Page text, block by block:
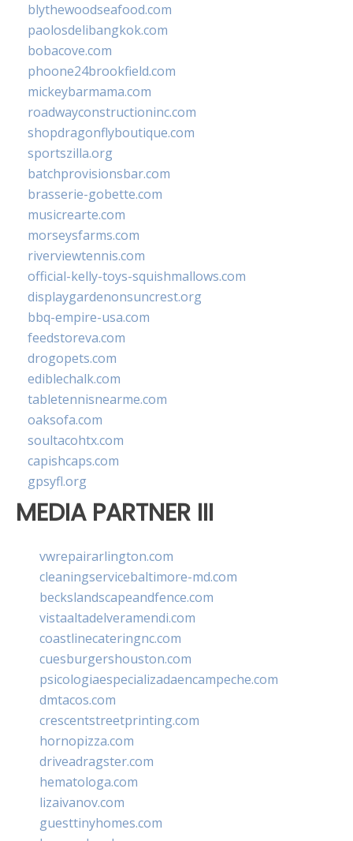
blythewoodseafood.com
paolosdelibangkok.com
bobacove.com
phoone24brookfield.com
mickeybarmama.com
roadwayconstructioninc.com
shopdragonflyboutique.com
sportszilla.org
batchprovisionsbar.com
brasserie-gobette.com
musicrearte.com
morseysfarms.com
riverviewtennis.com
official-kelly-toys-squishmallows.com
displaygardenonsuncrest.org
bbq-empire-usa.com
feedstoreva.com
drogopets.com
ediblechalk.com
tabletennisnearme.com
oaksofa.com
soultacohtx.com
capishcaps.com
gpsyfl.org
MEDIA PARTNER III
vwrepairarlington.com
cleaningservicebaltimore-md.com
beckslandscapeandfence.com
vistaaltadelveramendi.com
coastlinecateringnc.com
cuesburgershouston.com
psicologiaespecializadaencampeche.com
dmtacos.com
crescentstreetprinting.com
hornopizza.com
driveadragster.com
hematologa.com
lizaivanov.com
guesttinyhomes.com